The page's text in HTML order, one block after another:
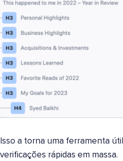
Isso a torna uma ferramenta
verificações rápidas em massa.